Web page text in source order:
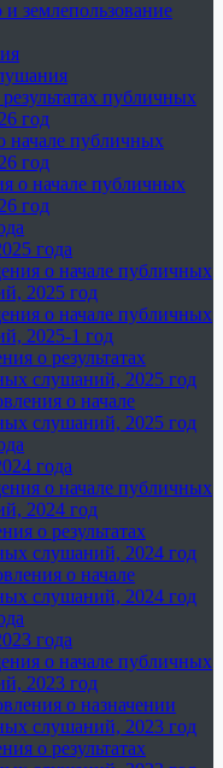
и землепользование
публичных
год
начале публичных
год
о начале публичных
год
года
о начале публичных
2025 год
о начале публичных
2025-1 год
о результатах
слушаний, 2025 год
о начале
слушаний, 2025 год
года
о начале публичных
2024 год
о результатах
слушаний, 2024 год
о начале
слушаний, 2024 год
года
о начале публичных
2023 год
о назначении
слушаний, 2023 год
о результатах